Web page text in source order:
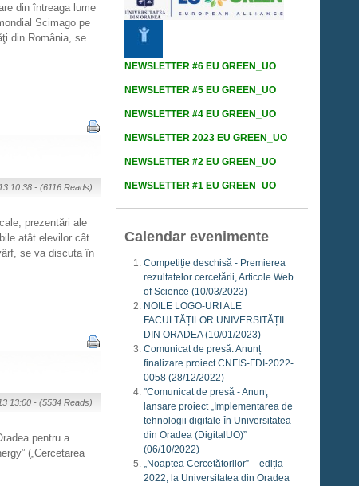
din întreaga lume
Scimago pe
din România, se
10:38 - (6116 Reads)
prezentări ale
atât elevilor cât
se va discuta în
13:00 - (5534 Reads)
pentru a
(„Cercetarea
NEWSLETTER #6 EU GREEN_UO
NEWSLETTER #5 EU GREEN_UO
NEWSLETTER #4 EU GREEN_UO
NEWSLETTER 2023 EU GREEN_UO
NEWSLETTER #2 EU GREEN_UO
NEWSLETTER #1 EU GREEN_UO
Calendar evenimente
Competiție deschisă - Premierea
rezultatelor cercetării, Articole Web
of Science (10/03/2023)
NOILE LOGO-URI ALE
FACULTĂȚILOR UNIVERSITĂȚII
DIN ORADEA(10/01/2023)
Comunicat de presă. Anunț
finalizare proiect CNFIS-FDI-2022-
0058 (28/12/2022)
"Comunicat de presă - Anunţ
lansare proiect „Implementarea de
tehnologii digitale în Universitatea
din Oradea (DigitalUO)”
(06/10/2022)
„Noaptea Cercetătorilor” – ediția
2022, la Universitatea din Oradea